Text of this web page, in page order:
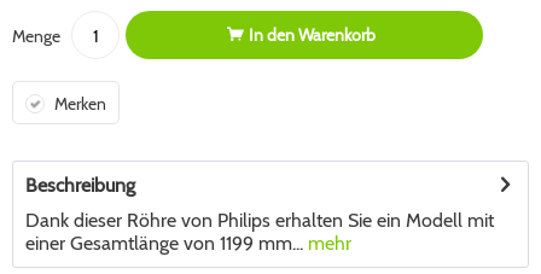
Menge In denWarenkorb
Merken
Beschreibung
Dank dieser Röhre von Philips erhalten Sie ein Modell mit
einer Gesamtlänge von 1199 mm... mehr